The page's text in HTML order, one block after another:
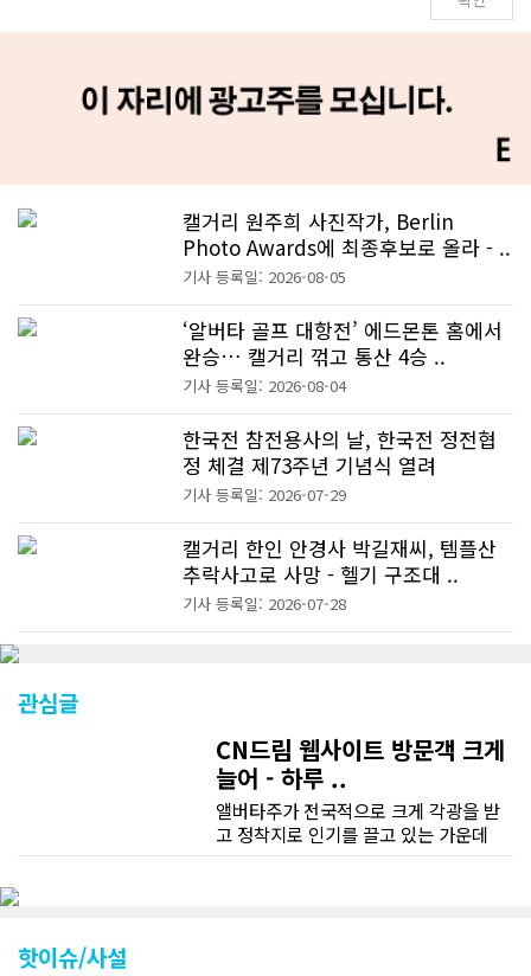
캘거리 원주희 사진작가, Berlin
Photo Awards에 최종후보로 올라 - ..
기사 등록일: 2026-08-05
‘알버타 골프 대항전’ 에드몬톤 홈에서
완승… 캘거리 꺾고 통산 4승 ..
기사 등록일: 2026-08-04
한국전 참전용사의 날, 한국전 정전협
정 체결 제73주년 기념식 열려
기사 등록일: 2026-07-29
캘거리 한인 안경사 박길재씨, 템플산
추락사고로 사망 - 헬기 구조대 ..
기사 등록일: 2026-07-28
관심글
CN드림 웹사이트 방문객 크게
늘어 - 하루 ..
앨버타주가 전국적으로 크게 각광을 받
고 정착지로 인기를 끌고 있는 가운데
핫이슈/사설